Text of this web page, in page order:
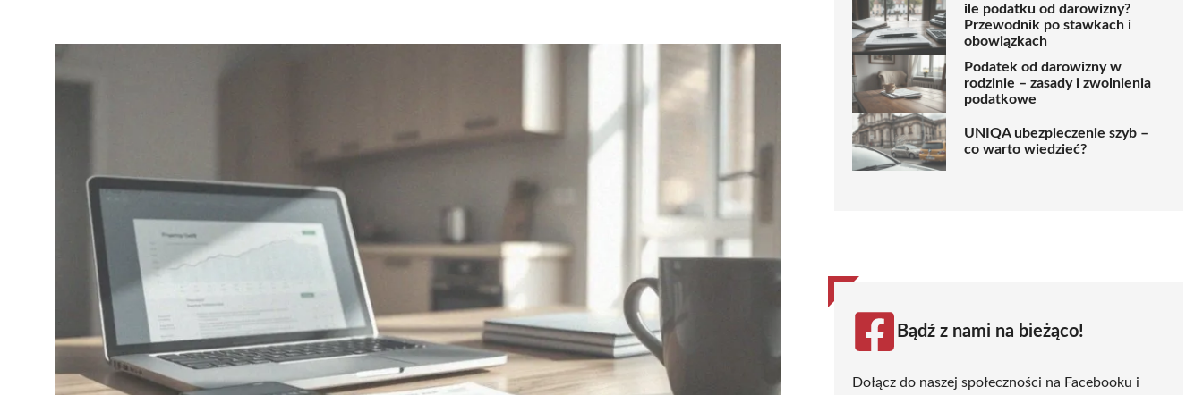
ile podatku od darowizny?
Przewodnik po stawkach i
obowiązkach
Podatek od darowizny w
rodzinie – zasady i zwolnienia
podatkowe
UNIQA ubezpieczenie szyb –
co warto wiedzieć?
Bądź z nami na bieżąco!
Dołącz do naszej społeczności na Facebooku i